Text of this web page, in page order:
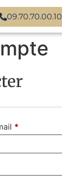
09.70.70.00.10
*